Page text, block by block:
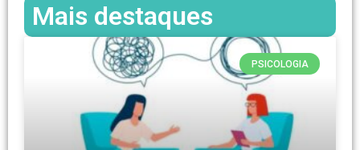
Mais destaques
PSICOLOGIA